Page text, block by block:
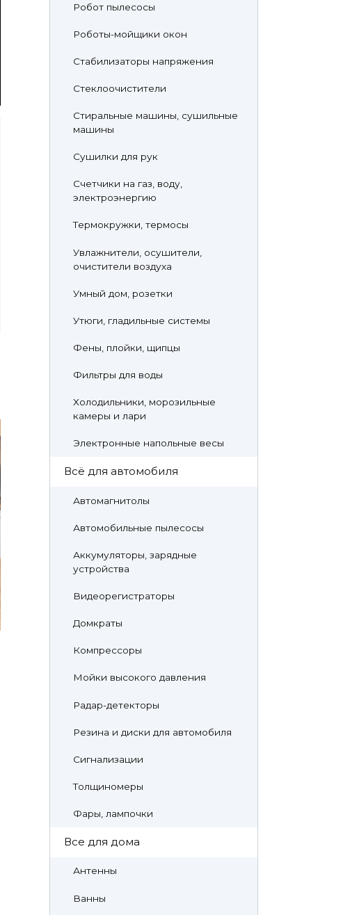
Робот пылесосы
Роботы-мойщики окон
Стабилизаторы напряжения
Стеклоочистители
Стиральные машины, сушильные
машины
Сушилки для рук
Счетчики на газ, воду,
электроэнергию
Термокружки, термосы
Увлажнители, осушители,
очистители воздуха
Умный дом, розетки
Утюги, гладильные системы
Фены, плойки, щипцы
Фильтры для воды
Холодильники, морозильные
камеры и лари
Электронные напольные весы
Всё для автомобиля
Автомагнитолы
Автомобильные пылесосы
Аккумуляторы, зарядные
устройства
Видеорегистраторы
Домкраты
Компрессоры
Мойки высокого давления
Радар-детекторы
Резина и диски для автомобиля
Сигнализации
Толщиномеры
Фары, лампочки
Все для дома
Антенны
Ванны